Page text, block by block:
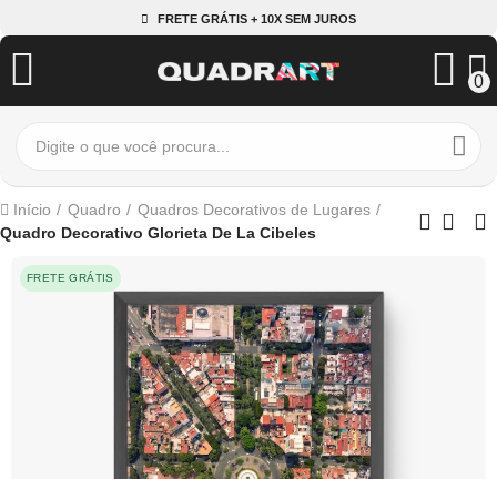
FRETE GRÁTIS + 10X SEM JUROS
0
Início Quadro
Quadros Decorativos de Lugares
Quadro Decorativo Glorieta De La Cibeles
FRETE GRÁTIS